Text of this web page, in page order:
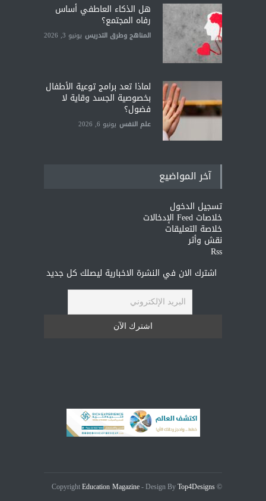
هل الذكاء العاطفي أساس
رفاه المجتمع؟
المناهج وطرق التدريس يونيو 3, 2026
لماذا تعد برامج توعية الأطفال
بخصوصية الجسد وقاية لا
فضول؟
علم النفس يونيو 6, 2026
آخر المواضيع
تسجيل الدخول
خلاصات Feed الإدخالات
خلاصة التعليقات
نقش وأثر
Rss
اشترك الان في النشرة الاخبارية ليصلك كل جديد
© Copyright
Education Magazine - Design By Top4Designs